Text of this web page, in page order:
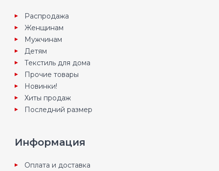
Распродажа
Женщинам
Мужчинам
Детям
Текстиль для дома
Прочие товары
Новинки!
Хиты продаж
Последний размер
Информация
Оплата и доставка